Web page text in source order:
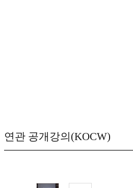
연관 공개강의(KOCW)